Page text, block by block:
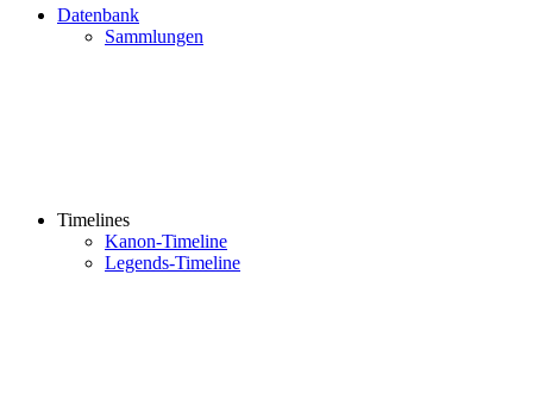
Datenbank
Sammlungen
Timelines
Kanon-Timeline
Legends-Timeline